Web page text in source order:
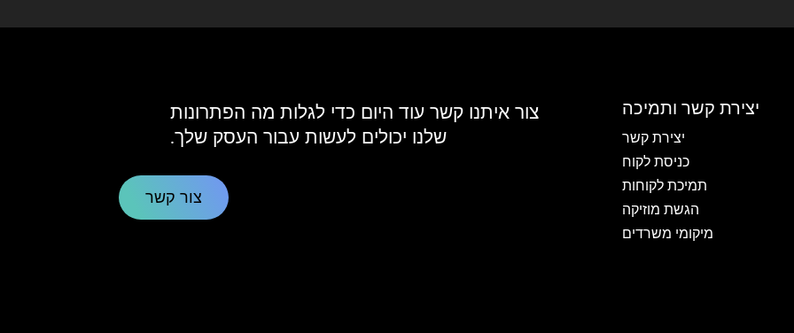
צור איתנו קשר עוד היום כדי לגלות מה הפתרונות
שלנו יכולים לעשות עבור העסק שלך.
צור קשר
יצירת קשר ותמיכה
יצירת קשר
כניסת לקוח
תמיכת לקוחות
הגשת מוזיקה
מיקומי משרדים